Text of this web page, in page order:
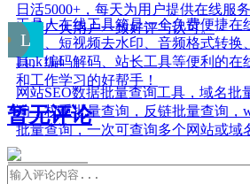
日活5000+，每天为用户提供在线服
深受广大用户一致好评与认可。
工具人在线工具箱是一个免费便捷在
处理、短视频去水印、音频格式转换
具、编码解码、站长工具等便利的在
和工作学习的好帮手！
Link114
网站SEO数据批量查询工具，域名批
询，权重批量查询，反链批量查询，
批量查询，一次可查询多个网站或域
暂无评论